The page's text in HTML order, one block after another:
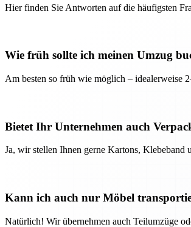
Hier finden Sie Antworten auf die häufigsten
Wie früh sollte ich meinen Umzug
Am besten so früh wie möglich – idealerweise
Bietet Ihr Unternehmen auch
Ja, wir stellen Ihnen gerne Kartons,
Kann ich auch nur Möbel
Natürlich! Wir übernehmen auch Teilumzüge